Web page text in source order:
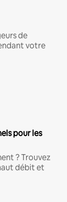
de
votre
pour les
? Trouvez
débit et